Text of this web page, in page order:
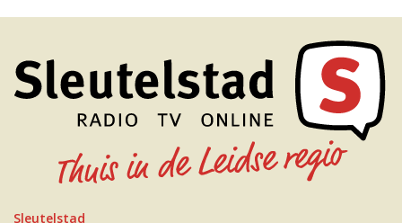
Sleutelstad